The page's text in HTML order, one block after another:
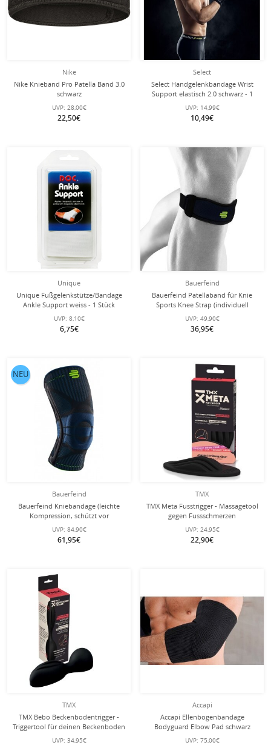
Nike
Nike Knieband Pro Patella Band 3.0
schwarz
UVP: 28,00€
22,50€
Select
Select Handgelenkbandage Wrist
Support elastisch 2.0 schwarz - 1
Stück
UVP: 14,99€
10,49€
Unique
Unique Fußgelenkstütze/Bandage
Ankle Support weiss - 1 Stück
UVP: 8,10€
6,75€
Bauerfeind
Bauerfeind Patellaband für Knie
Sports Knee Strap (individuell
einstellbar, leicht, komfortabel und
langlebig) schwarz - 1 Stück
UVP: 49,90€
36,95€
Bauerfeind
Bauerfeind Kniebandage (leichte
Kompression, schützt vor
Überlastung) schwarz/blau - 1 Stück
UVP: 84,90€
61,95€
NEU
TMX
TMX Meta Fusstrigger - Massagetool
gegen Fussschmerzen
UVP: 24,95€
22,90€
TMX
TMX Bebo Beckenbodentrigger -
Triggertool für deinen Beckenboden
UVP: 34,95€
Accapi
Accapi Ellenbogenbandage
Bodyguard Elbow Pad schwarz
UVP: 75,00€